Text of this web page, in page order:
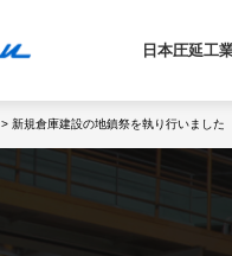
日本圧延工
> 新規倉庫建設の地鎮祭を執り行いました